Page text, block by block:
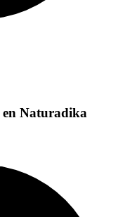
en Naturadika